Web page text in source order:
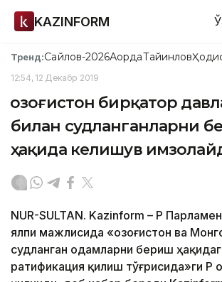
KAZINFORM
Тренд:Сайлов-2026АқордаТайинлов
12:54, 12 Декабр 2019
Қозоғистон бирқатор
билан судланганларни
ҳақида келишув
NUR-SULTAN. Kazinform – ҚР
ялпи мажлисида «Қозоғистон ва
судланган одамларни бериш
ратификация қилиш тўғрисида»ги ҚР